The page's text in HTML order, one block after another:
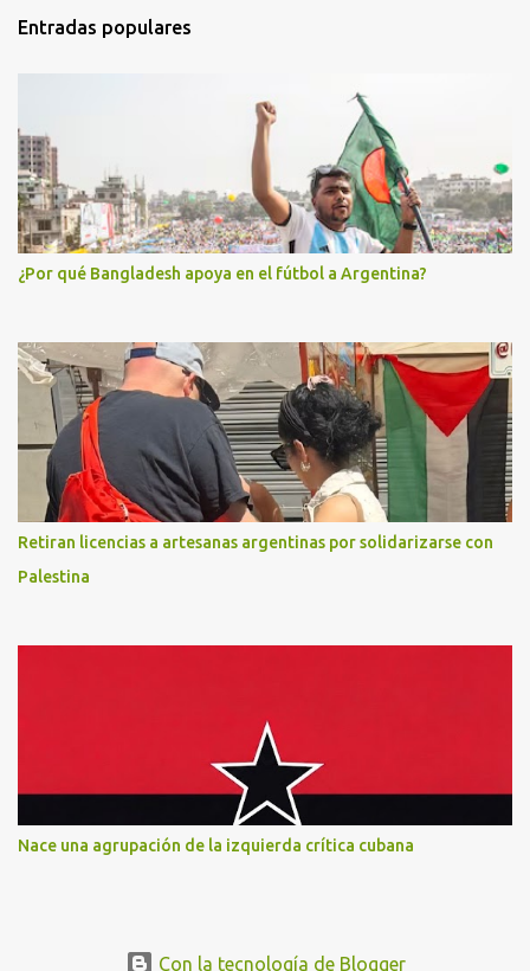
Entradas populares
¿Por qué Bangladesh apoya en el fútbol a Argentina?
Retiran licencias a artesanas argentinas por solidarizarse con
Palestina
Nace una agrupación de la izquierda crítica cubana
Con la tecnología de Blogger